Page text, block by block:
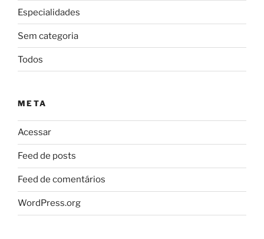
Especialidades
Sem categoria
Todos
META
Acessar
Feed de posts
Feed de comentários
WordPress.org